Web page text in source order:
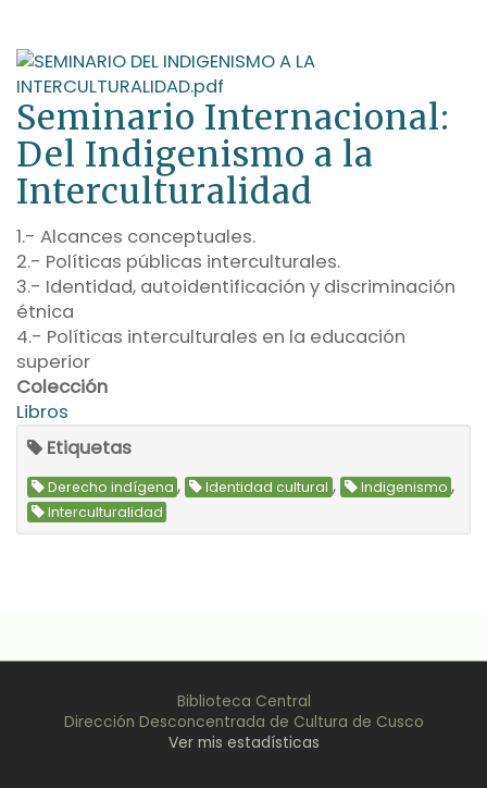
Seminario Internacional:
Del Indigenismo a la
Interculturalidad
1.- Alcances conceptuales.
2.- Políticas públicas interculturales.
3.- Identidad, autoidentificación y discriminación
étnica
4.- Políticas interculturales en la educación
superior
Colección
Libros
Etiquetas
Derecho indígena , Identidad cultural , Indigenismo ,
Interculturalidad
Biblioteca Central
Dirección Desconcentrada de Cultura de Cusco
Ver mis estadísticas